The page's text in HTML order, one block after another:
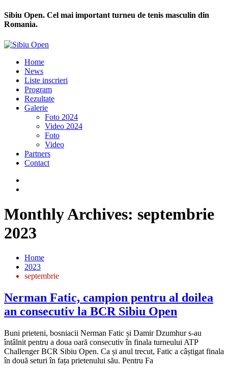
Sibiu Open. Cel mai important turneu de tenis masculin din
Romania.
Home
News
Liste inscrieri
Program
Rezultate
Galerie
Foto 2024
Video 2024
Foto
Video
Partners
Contact
Monthly Archives: septembrie
2023
Home
2023
septembrie
Nerman Fatic, campion pentru al doilea
an consecutiv la BCR Sibiu Open
Buni prieteni, bosniacii Nerman Fatic și Damir Dzumhur s-au
întâlnit pentru a doua oară consecutiv în finala turneului ATP
Challenger BCR Sibiu Open. Ca și anul trecut, Fatic a câștigat finala
în două seturi în fața prietenului său. Pentru Fa